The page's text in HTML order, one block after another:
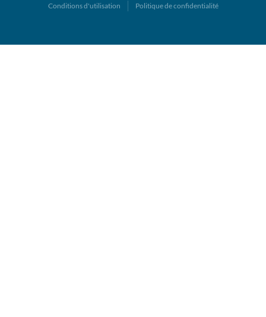
Conditions d'utilisation Politique de confidentialité